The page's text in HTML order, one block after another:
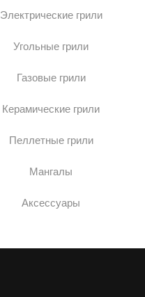
Электрические грили
Угольные грили
Газовые грили
Керамические грили
Пеллетные грили
Мангалы
Аксессуары